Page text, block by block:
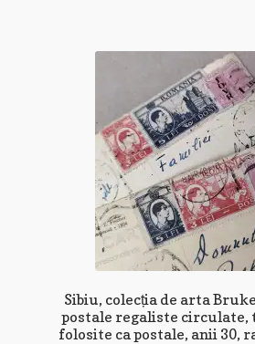
Sibiu, colecția de arta
postale regaliste circulate,
folosite ca postale, anii 30,